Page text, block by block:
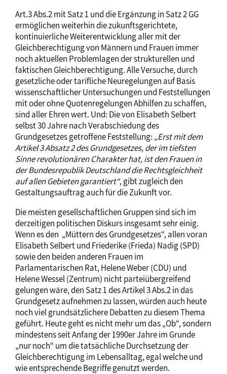
Art.3 Abs.2 mit Satz 1 und die Ergänzung in Satz 2 GG
ermöglichen weiterhin die zukunftsgerichtete,
kontinuierliche Weiterentwicklung aller mit der
Gleichberechtigung von Männern und Frauen immer
noch aktuellen Problemlagen der strukturellen und
faktischen Gleichberechtigung. Alle Versuche, durch
gesetzliche oder tarifliche Neuregelungen auf Basis
wissenschaftlicher Untersuchungen und Feststellungen
mit oder ohne Quotenregelungen Abhilfen zu schaffen,
sind aller Ehren wert. Und: Die von Elisabeth Selbert
selbst 30 Jahre nach Verabschiedung des
Grundgesetzes getroffene Feststellung: „Erst mit dem
Artikel 3 Absatz 2 des Grundgesetzes, der im tiefsten
Sinne revolutionären Charakter hat, ist den Frauen in
der Bundesrepublik Deutschland die Rechtsgleichheit
auf allen Gebieten garantiert“, gibt zugleich den
Gestaltungsauftrag auch für die Zukunft vor.
Die meisten gesellschaftlichen Gruppen sind sich im
derzeitigen politischen Diskurs insgesamt sehr einig.
Wenn es den „Müttern des Grundgesetzes“, allen voran
Elisabeth Selbert und Friederike (Frieda) Nadig (SPD)
sowie den beiden anderen Frauen im
Parlamentarischen Rat, Helene Weber (CDU) und
Helene Wessel (Zentrum) nicht parteiübergreifend
gelungen wäre, den Satz 1 des Artikel 3 Abs.2 in das
Grundgesetz aufnehmen zu lassen, würden auch heute
noch viel grundsätzlichere Debatten zu diesem Thema
geführt. Heute geht es nicht mehr um das „Ob“, sondern
mindestens seit Anfang der 1990er Jahre im Grunde
„nur noch“ um die tatsächliche Durchsetzung der
Gleichberechtigung im Lebensalltag, egal welche und
wie entsprechende Begriffe genutzt werden.